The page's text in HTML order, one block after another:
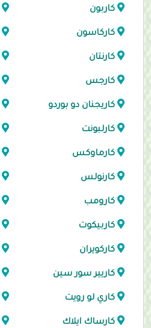
كاربون
كاركاسون
كارنتان
كارجس
كاريجنان دو بوردو
كارلبونت
كارماوكس
كارنولس
كارومب
كاربيكوت
كاركويران
كاريير سور سين
كاري لو رويت
كارساك ايلاك